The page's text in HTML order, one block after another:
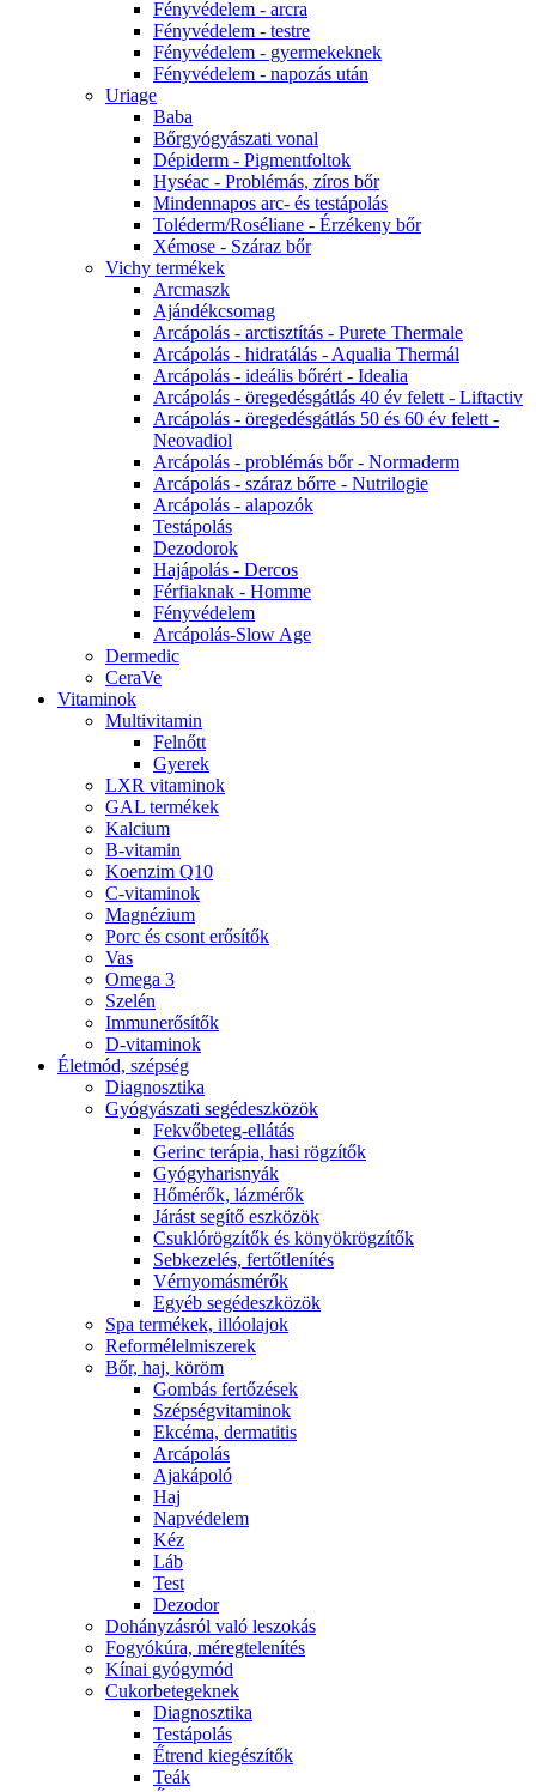
Fényvédelem - arcra
Fényvédelem - testre
Fényvédelem - gyermekeknek
Fényvédelem - napozás után
Uriage
Baba
Bőrgyógyászati vonal
Dépiderm - Pigmentfoltok
Hyséac - Problémás, zíros bőr
Mindennapos arc- és testápolás
Toléderm/Roséliane - Érzékeny bőr
Xémose - Száraz bőr
Vichy termékek
Arcmaszk
Ajándékcsomag
Arcápolás - arctisztítás - Purete Thermale
Arcápolás - hidratálás - Aqualia Thermál
Arcápolás - ideális bőrért - Idealia
Arcápolás - öregedésgátlás 40 év felett - Liftactiv
Arcápolás - öregedésgátlás 50 és 60 év felett -
Neovadiol
Arcápolás - problémás bőr - Normaderm
Arcápolás - száraz bőrre - Nutrilogie
Arcápolás - alapozók
Testápolás
Dezodorok
Hajápolás - Dercos
Férfiaknak - Homme
Fényvédelem
Arcápolás-Slow Age
Dermedic
CeraVe
Vitaminok
Multivitamin
Felnőtt
Gyerek
LXR vitaminok
GAL termékek
Kalcium
B-vitamin
Koenzim Q10
C-vitaminok
Magnézium
Porc és csont erősítők
Vas
Omega 3
Szelén
Immunerősítők
D-vitaminok
Életmód, szépség
Diagnosztika
Gyógyászati segédeszközök
Fekvőbeteg-ellátás
Gerinc terápia, hasi rögzítők
Gyógyharisnyák
Hőmérők, lázmérők
Járást segítő eszközök
Csuklórögzítők és könyökrögzítők
Sebkezelés, fertőtlenítés
Vérnyomásmérők
Egyéb segédeszközök
Spa termékek, illóolajok
Reformélelmiszerek
Bőr, haj, köröm
Gombás fertőzések
Szépségvitaminok
Ekcéma, dermatitis
Arcápolás
Ajakápoló
Haj
Napvédelem
Kéz
Láb
Test
Dezodor
Dohányzásról való leszokás
Fogyókúra, méregtelenítés
Kínai gyógymód
Cukorbetegeknek
Diagnosztika
Testápolás
É́trend kiegészítők
Teák